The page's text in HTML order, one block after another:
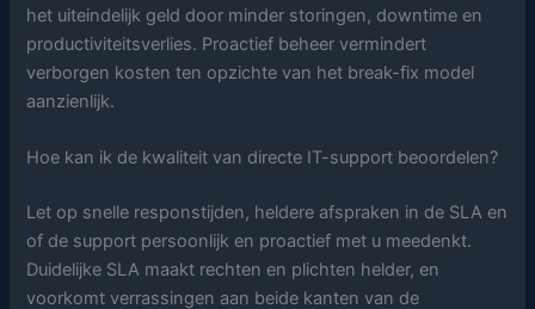
het uiteindelijk geld door minder storingen, downtime en
productiviteitsverlies. Proactief beheer vermindert
verborgen kosten ten opzichte van het break-fix model
aanzienlijk.
Hoe kan ik de kwaliteit van directe IT-support beoordelen?
Let op snelle responstijden, heldere afspraken in de SLA en
of de support persoonlijk en proactief met u meedenkt.
Duidelijke SLA maakt rechten en plichten helder, en
voorkomt verrassingen aan beide kanten van de